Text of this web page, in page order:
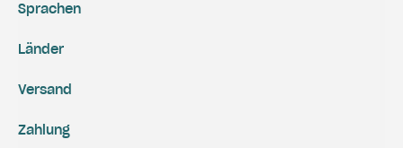
Versand
Zahlung
Sprachen
Länder